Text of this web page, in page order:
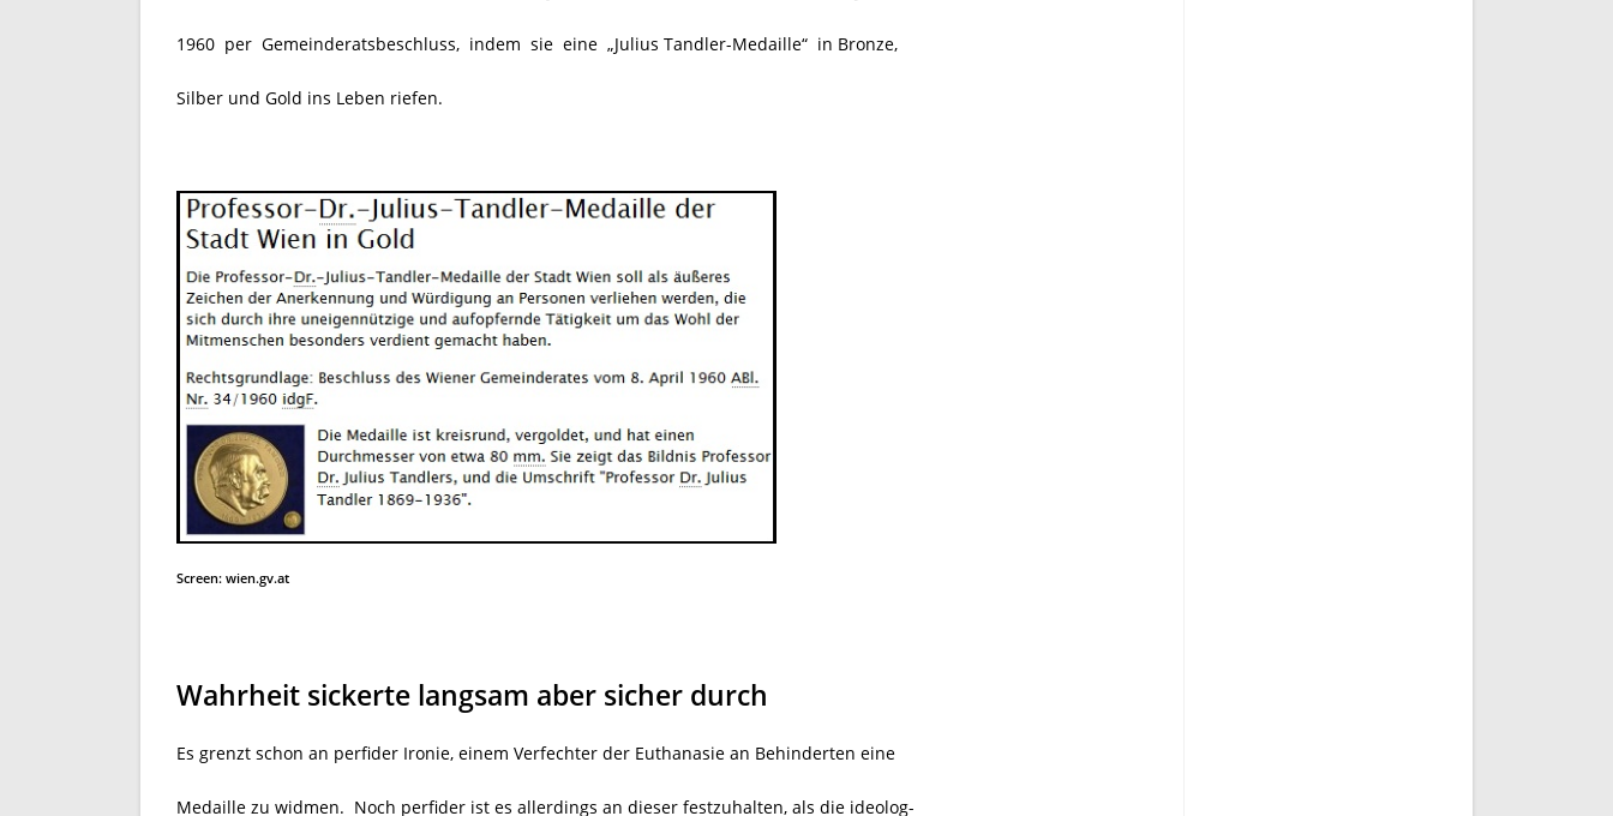
1960 per Gemeinderatsbeschluss, indem sie eine „Julius Tandler-Medaille“ in Bronze,
Silber und Gold ins Leben riefen.
Screen: wien.gv.at
Wahrheit sickerte langsam aber sicher durch
Es grenzt schon an perfider Ironie, einem Verfechter der Euthanasie an Behinderten eine
Medaille zu widmen. Noch perfider ist es allerdings an dieser festzuhalten, als die ideolog-